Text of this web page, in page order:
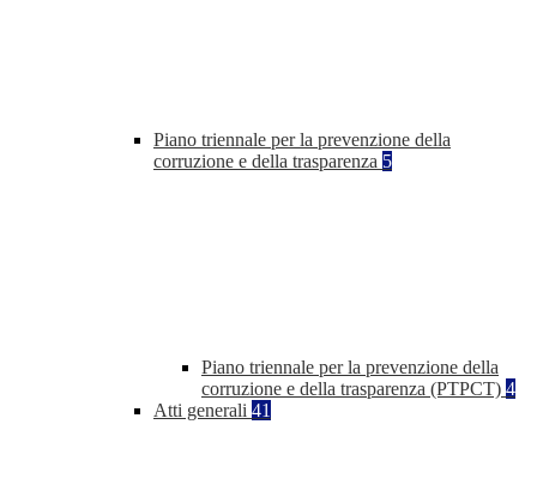
Piano triennale per la prevenzione della
corruzione e della trasparenza 5
Piano triennale per la prevenzione della
corruzione e della trasparenza (PTPCT) 4
Atti generali 41